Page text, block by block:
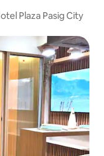
Plaza Pasig City